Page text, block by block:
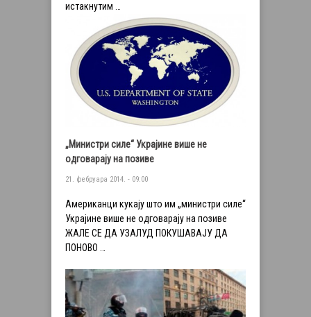
истакнутим …
„Министри силе“ Украјине више не
одговарају на позиве
21. фебруара 2014. - 09:00
Американци кукају што им „министри силе“
Украјине више не одговарају на позиве
ЖАЛЕ СЕ ДА УЗАЛУД ПОКУШАВАЈУ ДА
ПОНОВО …